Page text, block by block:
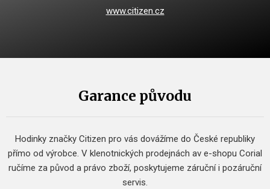
www.citizen.cz
Garance původu
Hodinky značky Citizen pro vás dovážíme do České republiky
přímo od výrobce. V klenotnických prodejnách av e-shopu Corial
ručíme za původ a právo zboží, poskytujeme záruční i pozáruční
servis.